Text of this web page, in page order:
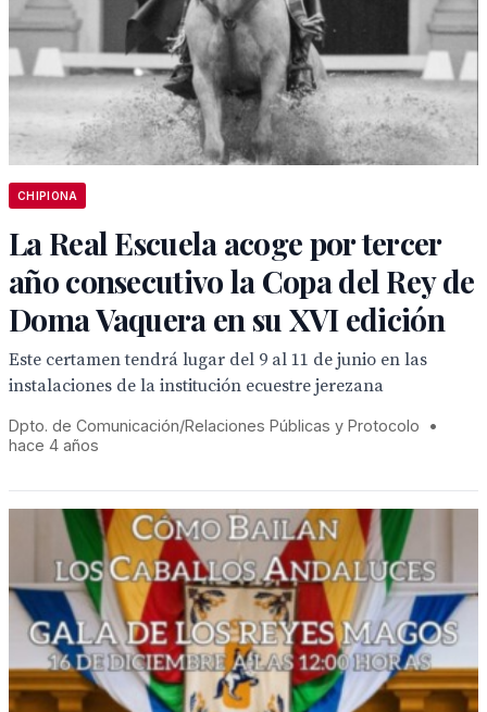
CHIPIONA
La Real Escuela acoge por tercer
año consecutivo la Copa del Rey de
Doma Vaquera en su XVI edición
Este certamen tendrá lugar del 9 al 11 de junio en las
instalaciones de la institución ecuestre jerezana
Dpto. de Comunicación/Relaciones Públicas y Protocolo
•
hace 4 años